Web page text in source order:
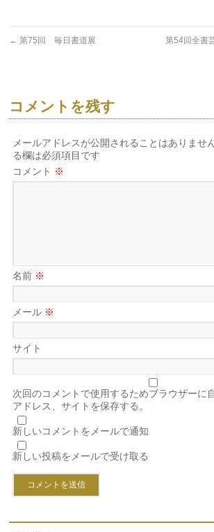
← 第75回 毎日書道展 第54回全書
コメントを残す
メールアドレスが公開されることはありません
る欄は必須項目です
コメント ※
名前 ※
メール ※
サイト
次回のコメントで使用するためブラウザーに
アドレス、サイトを保存する。
新しいコメントをメールで通知
新しい投稿をメールで受け取る